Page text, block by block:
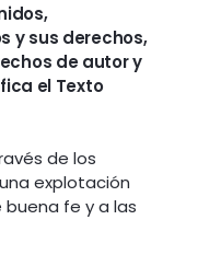
y sus derechos,
de autor y
el Texto
de los
explotación
fe y a las